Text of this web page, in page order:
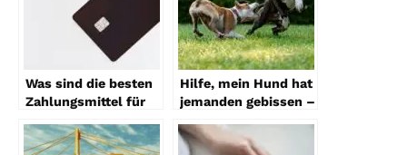
Was sind die besten
Zahlungsmittel für
Onlinebereich 2023?
Hilfe, mein Hund hat
jemanden gebissen –
rechtlich nun aus?